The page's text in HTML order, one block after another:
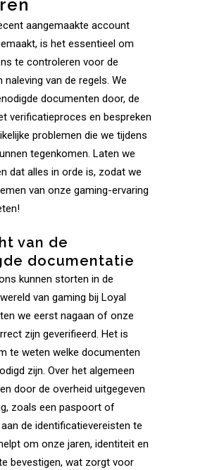
aangemaakte account
is het essentieel om
te controleren voor de
naleving van de regels. We
documenten door, de
verificatieproces en bespreken
problemen die we tijdens
tegenkomen. Laten we
dat alles in orde is, zodat we
van onze gaming-ervaring
van de
documentatie
kunnen storten in de
van gaming bij Loyal
we eerst nagaan of onze
zijn geverifieerd. Het is
te weten welke documenten
zijn. Over het algemeen
door de overheid uitgegeven
zoals een paspoort of
de identificatievereisten te
om onze jaren, identiteit en
bevestigen, wat zorgt voor